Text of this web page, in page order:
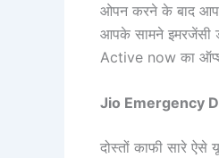
ओपन करने के बाद
आपके सामने इमरजेंसी
Active now का
Jio Emergency
दोस्तों काफी सारे ऐसे